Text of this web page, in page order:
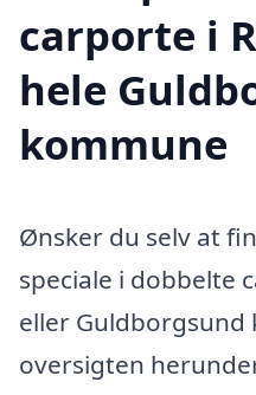
carporte i
hele
kommune
Ønsker du selv at
speciale i dobbelte
eller Guldborgsund
oversigten